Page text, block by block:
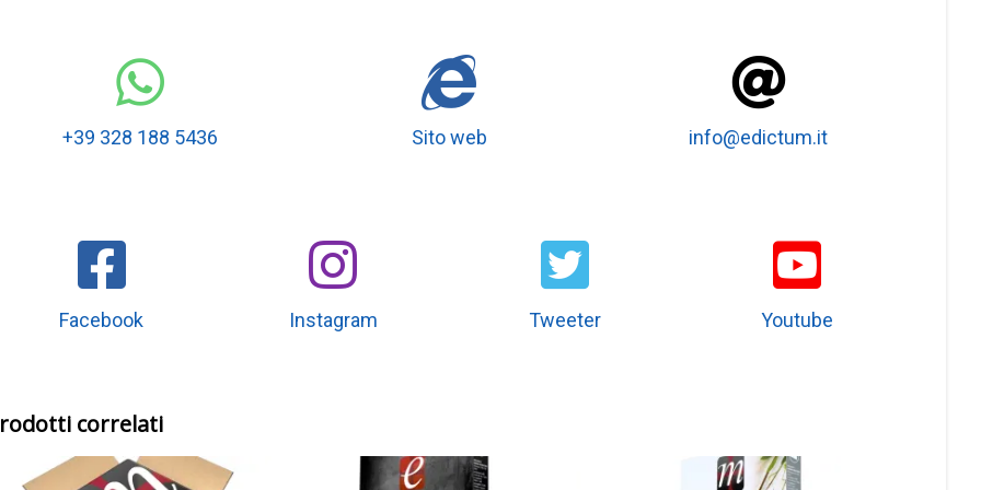
+39 328 188 5436 Sito web info@edictum.it
Facebook Instagram Tweeter Youtube
correlati